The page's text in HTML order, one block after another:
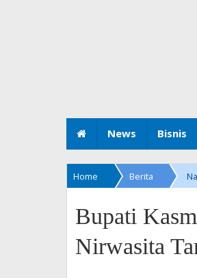
News Bisnis
Home Berita
Bupati
Nirwasita